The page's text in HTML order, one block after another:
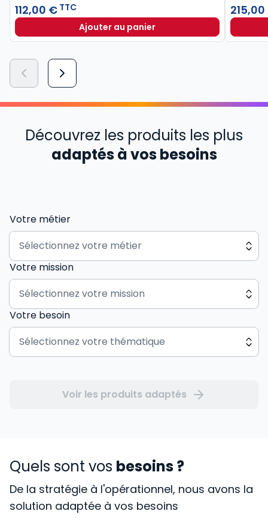
112,00 € TTC
Ajouter au panier
Découvrez les produits les plus
adaptés à vos besoins
Votre métier
Votre mission
Votre besoin
Voir les produits adaptés
Quels sont vos besoins ?
De la stratégie à l'opérationnel, nous avons la
solution adaptée à vos besoins